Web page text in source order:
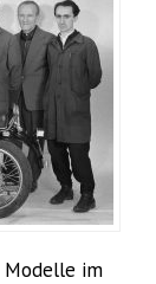
Modelle im